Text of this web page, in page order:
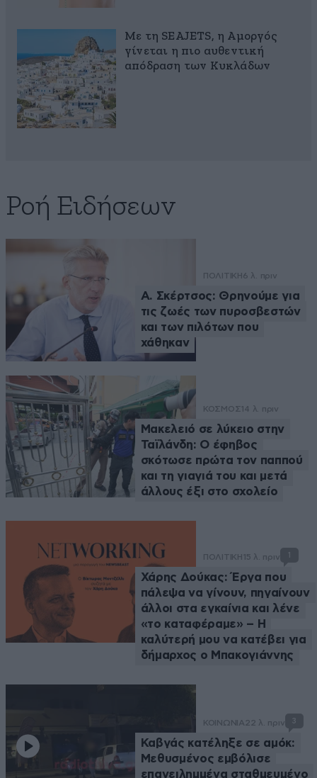
Με τη SEAJETS, η Αμοργός
γίνεται η πιο αυθεντική
απόδραση των Κυκλάδων
Ροή Ειδήσεων
ΠΟΛΙΤΙΚΗ6 λ. πριν
Α. Σκέρτσος: Θρηνούμε για
τις ζωές των πυροσβεστών
και των πιλότων που
χάθηκαν
ΚΟΣΜΟΣ 14 λ. πριν
Μακελειό σε λύκειο στην
Ταϊλάνδη: Ο έφηβος
σκότωσε πρώτα τον παππού
και τη γιαγιά του και μετά
άλλους έξι στο σχολείο
ΠΟΛΙΤΙΚΗ 15 λ. πριν 1
Χάρης Δούκας: Έργα που
πάλεψα να γίνουν, πηγαίνουν
άλλοι στα εγκαίνια και λένε
«το καταφέραμε» – Η
καλύτερή μου να κατέβει για
δήμαρχος ο Μπακογιάννης
ΚΟΙΝΩΝΙΑ 22 λ. πριν 3
Καβγάς κατέληξε σε αμόκ:
Μεθυσμένος εμβόλισε
επανειλημμένα σταθμευμένο